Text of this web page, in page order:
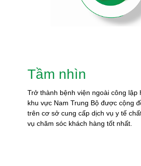
Tầm nhìn
Trở thành bệnh viện ngoài công lập
khu vực Nam Trung Bộ được cộng
trên cơ sở cung cấp dịch vụ y tế
vụ chăm sóc khách hàng tốt nhất.